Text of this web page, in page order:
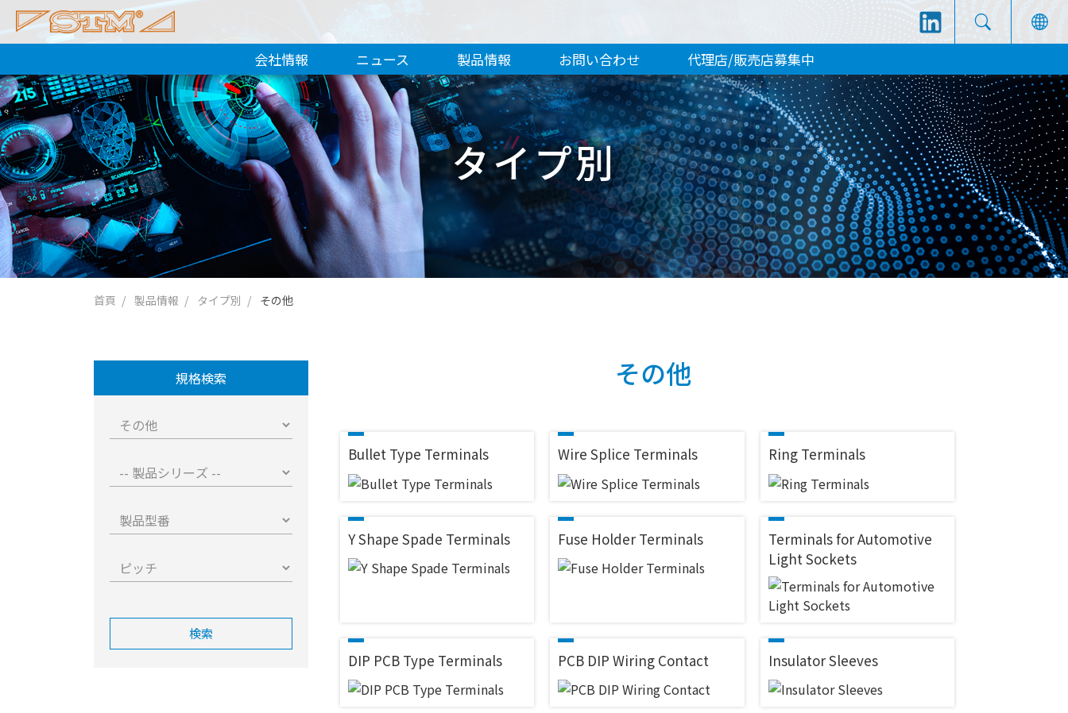
会社情報 ニュース 製品情報 お問い合わせ 代理店/販売店募集中
タイプ別
首頁 製品情報 タイプ別 その他
規格検索
検索
その他
Bullet Type Terminals Wire Splice Terminals Ring Terminals
Y Shape Spade Terminals Fuse Holder Terminals
Terminals for Automotive
Light Sockets
DIP PCB Type Terminals PCB DIP Wiring Contact Insulator Sleeves